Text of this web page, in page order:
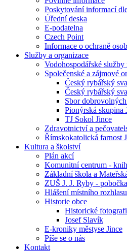
Poskytování informací
Úřední deska
E-podatelna
Czech Point
Informace o ochraně
Služby a organizace
Vodohospodářské služby
Společenské a zájmové
Český rybářský
Český rybářský
Sbor
Pionýrská skupina
TJ Sokol Jince
Zdravotnictví a
Římskokatolická farnost
Kultura a školství
Plán akcí
Komunitní centrum -
Základní škola a
ZUŠ J. J. Ryby -
Hlášení místního rozhlasu
Historie obce
Historické
Josef Slavík
E-kroniky městyse Jince
Píše se o nás
Kontakt